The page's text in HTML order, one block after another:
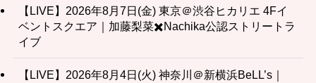
【LIVE】2026年8月7日(金) 東京＠渋谷ヒカリエ 4Fイ
ベントスクエア｜加藤梨菜✖️Nachika公認ストリートラ
イブ
【LIVE】2026年8月4日(火) 神奈川＠新横浜BeLL’s｜